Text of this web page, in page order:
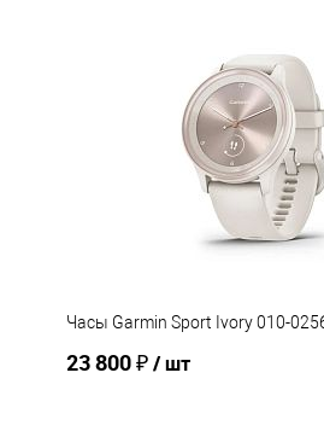
Часы Garmin Sport Ivory 010-
23 800 ₽/ шт